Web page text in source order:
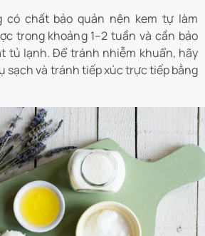
có chất bảo quản nên kem tự làm
trong khoảng 1–2 tuần và cần bảo
tủ lạnh. Để tránh nhiễm khuẩn, hãy
sạch và tránh tiếp xúc trực tiếp bằng